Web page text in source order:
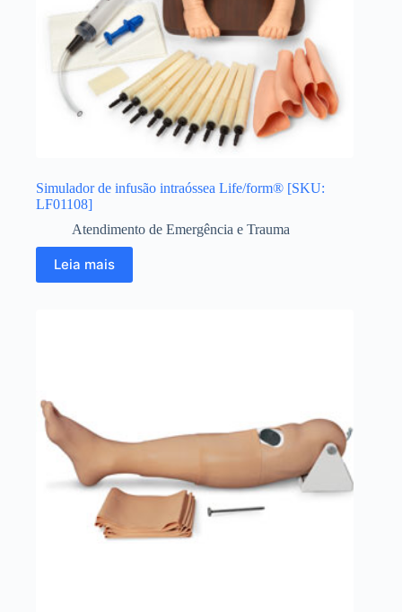
Simulador de infusão intraóssea Life/form® [SKU:
LF01108]
Atendimento de Emergência e Trauma
Leia mais